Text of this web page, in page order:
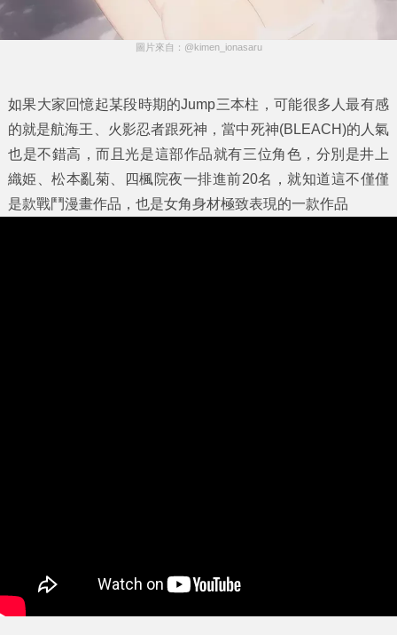
圖片來自：@kimen_ionasaru
如果大家回憶起某段時期的Jump三本柱，可能很多人最有感
的就是航海王、火影忍者跟死神，當中死神(BLEACH)的人氣
也是不錯高，而且光是這部作品就有三位角色，分別是井上
織姫、松本亂菊、四楓院夜一排進前20名，就知道這不僅僅
是款戰鬥漫畫作品，也是女角身材極致表現的一款作品